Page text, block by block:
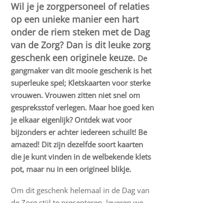
Wil je je zorgpersoneel of relaties
op een unieke manier een hart
onder de riem steken met de Dag
van de Zorg? Dan is dit leuke zorg
geschenk een originele keuze. De
gangmaker van dit mooie geschenk is het
superleuke spel; Kletskaarten voor sterke
vrouwen. Vrouwen zitten niet snel om
gespreksstof verlegen. Maar hoe goed ken
je elkaar eigenlijk? Ontdek wat voor
bijzonders er achter iedereen schuilt! Be
amazed! Dit zijn dezelfde soort kaarten
die je kunt vinden in de welbekende klets
pot, maar nu in een origineel blikje.
Om dit geschenk helemaal in de Dag van